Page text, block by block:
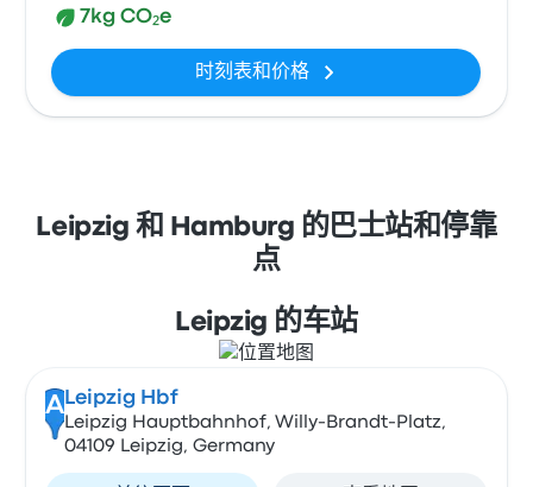
7kg CO₂e
时刻表和价格
Leipzig 和 Hamburg 的巴士站和停靠
点
Leipzig 的车站
A Leipzig Hbf
Leipzig Hauptbahnhof, Willy-Brandt-Platz,
04109 Leipzig, Germany